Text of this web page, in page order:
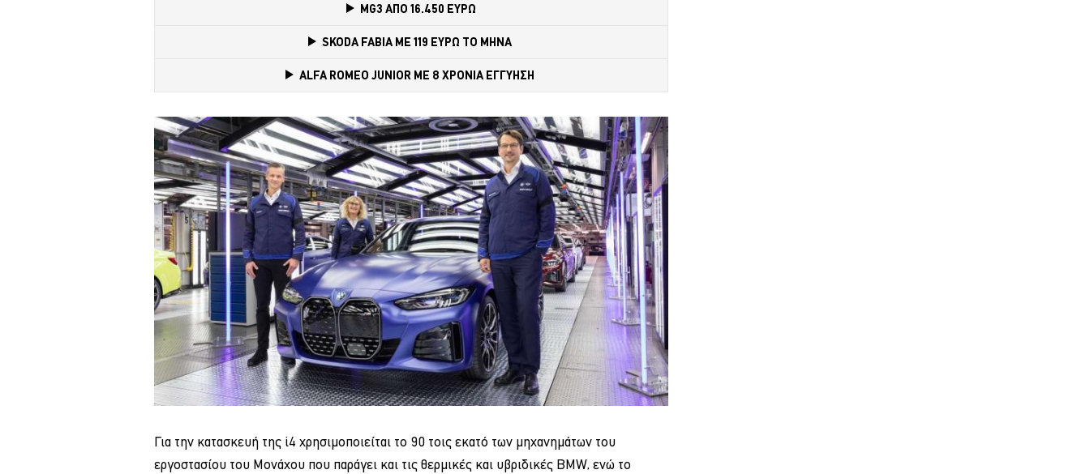
MG3 ΑΠΟ 16.450 ΕΥΡΩ
SKODA FABIA ME 119 ΕΥΡΩ ΤΟ ΜΗΝΑ
ALFA ROMEO JUNIOR ME 8 ΧΡΟΝΙΑ ΕΓΓΥΗΣΗ
Για την κατασκευή της i4 χρησιμοποιείται το 90 τοις εκατό των μηχανημάτων του
εργοστασίου του Μονάχου που παράγει και τις θερμικές και υβριδικές BMW, ενώ το